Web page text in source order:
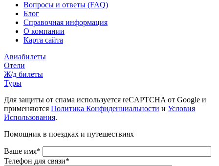
Вопросы и ответы (FAQ)
Блог
Справочная информация
О компании
Карта сайта
Авиабилеты
Отели
Ж/д билеты
Туры
Для защиты от спама используется reCAPTCHA от Google и
применяются Политика Конфиденциальности и Условия
Использования.
Помощник в поездках и путешествиях
Ваше имя*
Телефон для связи*